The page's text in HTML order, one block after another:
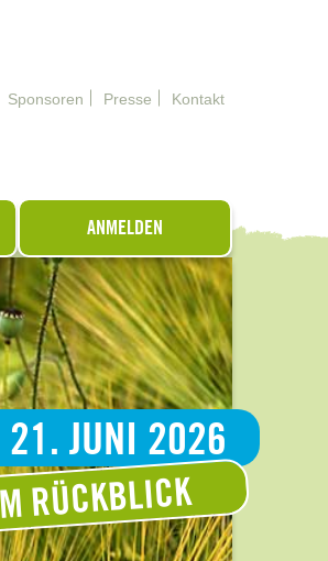
Sponsoren Presse Kontakt
ANMELDEN
JUNI 2026
RÜCKBLICK